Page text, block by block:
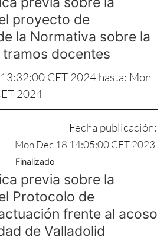
proyecto de
la Normativa sobre la
docentes
CET 2024 hasta: Mon
2024
Fecha publicación:
Mon Dec 18 14:05:00 CET 2023
Finalizado
previa sobre la
Protocolo de
frente al acoso
de Valladolid